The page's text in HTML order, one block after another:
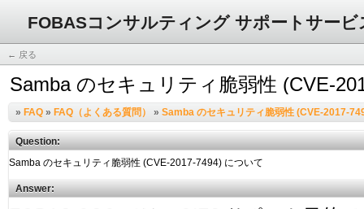
FOBASコンサルティング サポートサービ
← 戻る
Samba のセキュリティ脆弱性 (CVE-
» FAQ » FAQ（よくある質問） » Samba のセキュリティ脆弱性 (CVE-2017-
Question:
Answer: